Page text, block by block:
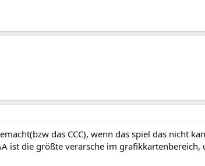
das CCC), wenn das spiel das nicht
ist die größte verarsche im grafikkartenbereich,